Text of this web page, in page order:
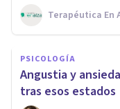
Terapéutica En
PSICOLOGÍA
Angustia y
tras esos estados